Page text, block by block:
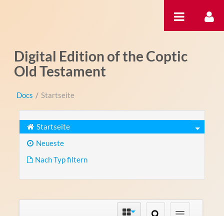
Digital Edition of the Coptic
Old Testament
Docs / Startseite
Startseite
Neueste
Nach Typ filtern